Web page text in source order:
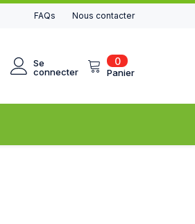
FAQs Nous contacter
00
article
Panier
Se
connecter